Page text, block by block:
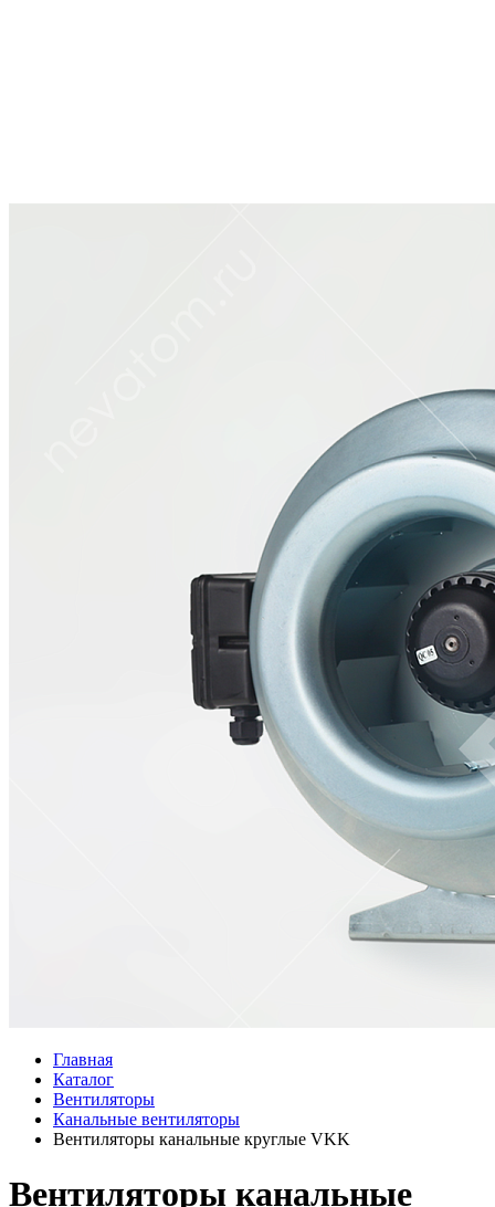
Главная
Каталог
Вентиляторы
Канальные вентиляторы
Вентиляторы канальные круглые VKK
Вентиляторы канальные